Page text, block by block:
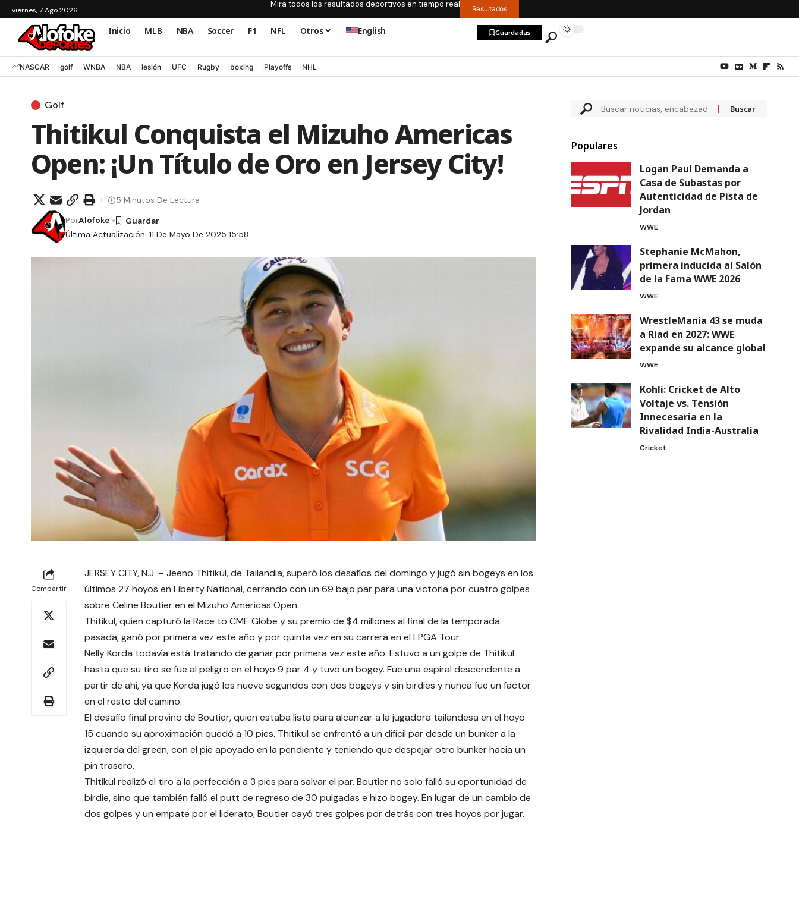
viernes, 7 Ago 2026
Mira todos los resultados deportivos en tiempo real Resultados
Inicio MLB NBA Soccer F1 NFL Otros English Guardadas
NASCAR golf WNBA NBA lesión UFC Rugby boxing Playoffs NHL
Golf
Thitikul Conquista el Mizuho Americas
Open: ¡Un Título de Oro en Jersey City!
Última Actualización: 11 De Mayo De 2025 15:58
PorAlofoke
5 Minutos De Lectura
Compartir
JERSEY CITY, N.J. – Jeeno Thitikul, de Tailandia, superó los desafíos del domingo y jugó sin bogeys en los
últimos 27 hoyos en Liberty National, cerrando con un 69 bajo par para una victoria por cuatro golpes
sobre Celine Boutier en el Mizuho Americas Open.
Thitikul, quien capturó la Race to CME Globe y su premio de $4 millones al final de la temporada
pasada, ganó por primera vez este año y por quinta vez en su carrera en el LPGA Tour.
Nelly Korda todavía está tratando de ganar por primera vez este año. Estuvo a un golpe de Thitikul
hasta que su tiro se fue al peligro en el hoyo 9 par 4 y tuvo un bogey. Fue una espiral descendente a
partir de ahí, ya que Korda jugó los nueve segundos con dos bogeys y sin birdies y nunca fue un factor
en el resto del camino.
El desafío final provino de Boutier, quien estaba lista para alcanzar a la jugadora tailandesa en el hoyo
15 cuando su aproximación quedó a 10 pies. Thitikul se enfrentó a un difícil par desde un bunker a la
izquierda del green, con el pie apoyado en la pendiente y teniendo que despejar otro bunker hacia un
pin trasero.
Thitikul realizó el tiro a la perfección a 3 pies para salvar el par. Boutier no solo falló su oportunidad de
birdie, sino que también falló el putt de regreso de 30 pulgadas e hizo bogey. En lugar de un cambio de
dos golpes y un empate por el liderato, Boutier cayó tres golpes por detrás con tres hoyos por jugar.
Populares
Logan Paul Demanda a
Casa de Subastas por
Autenticidad de Pista de
Jordan
WWE
Stephanie McMahon,
primera inducida al Salón
de la Fama WWE 2026
WWE
WrestleMania 43 se muda
a Riad en 2027: WWE
expande su alcance global
WWE
Kohli: Cricket de Alto
Voltaje vs. Tensión
Innecesaria en la
Rivalidad India-Australia
Cricket